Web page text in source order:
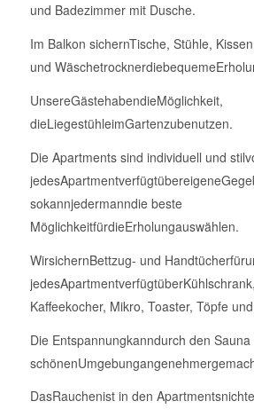
und Badezimmer mit Dusche.
Im Balkon sichernTische, Stühle,
und
UnsereGästehabendieMöglichkeit,
dieLiegestühleimGartenzubenutzen.
Die Apartments sind individuell und
sokannjedermanndie beste
MöglichkeitfürdieErholungauswählen.
WirsichernBettzug- und
Kaffeekocher, Mikro, Toaster, Töpfe
Die Entspannungkanndurch den
DasRauchenist in den